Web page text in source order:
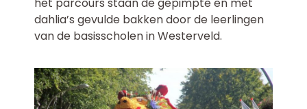
dahlia’s gevulde bakken door de leerlingen
van de basisscholen in Westerveld.